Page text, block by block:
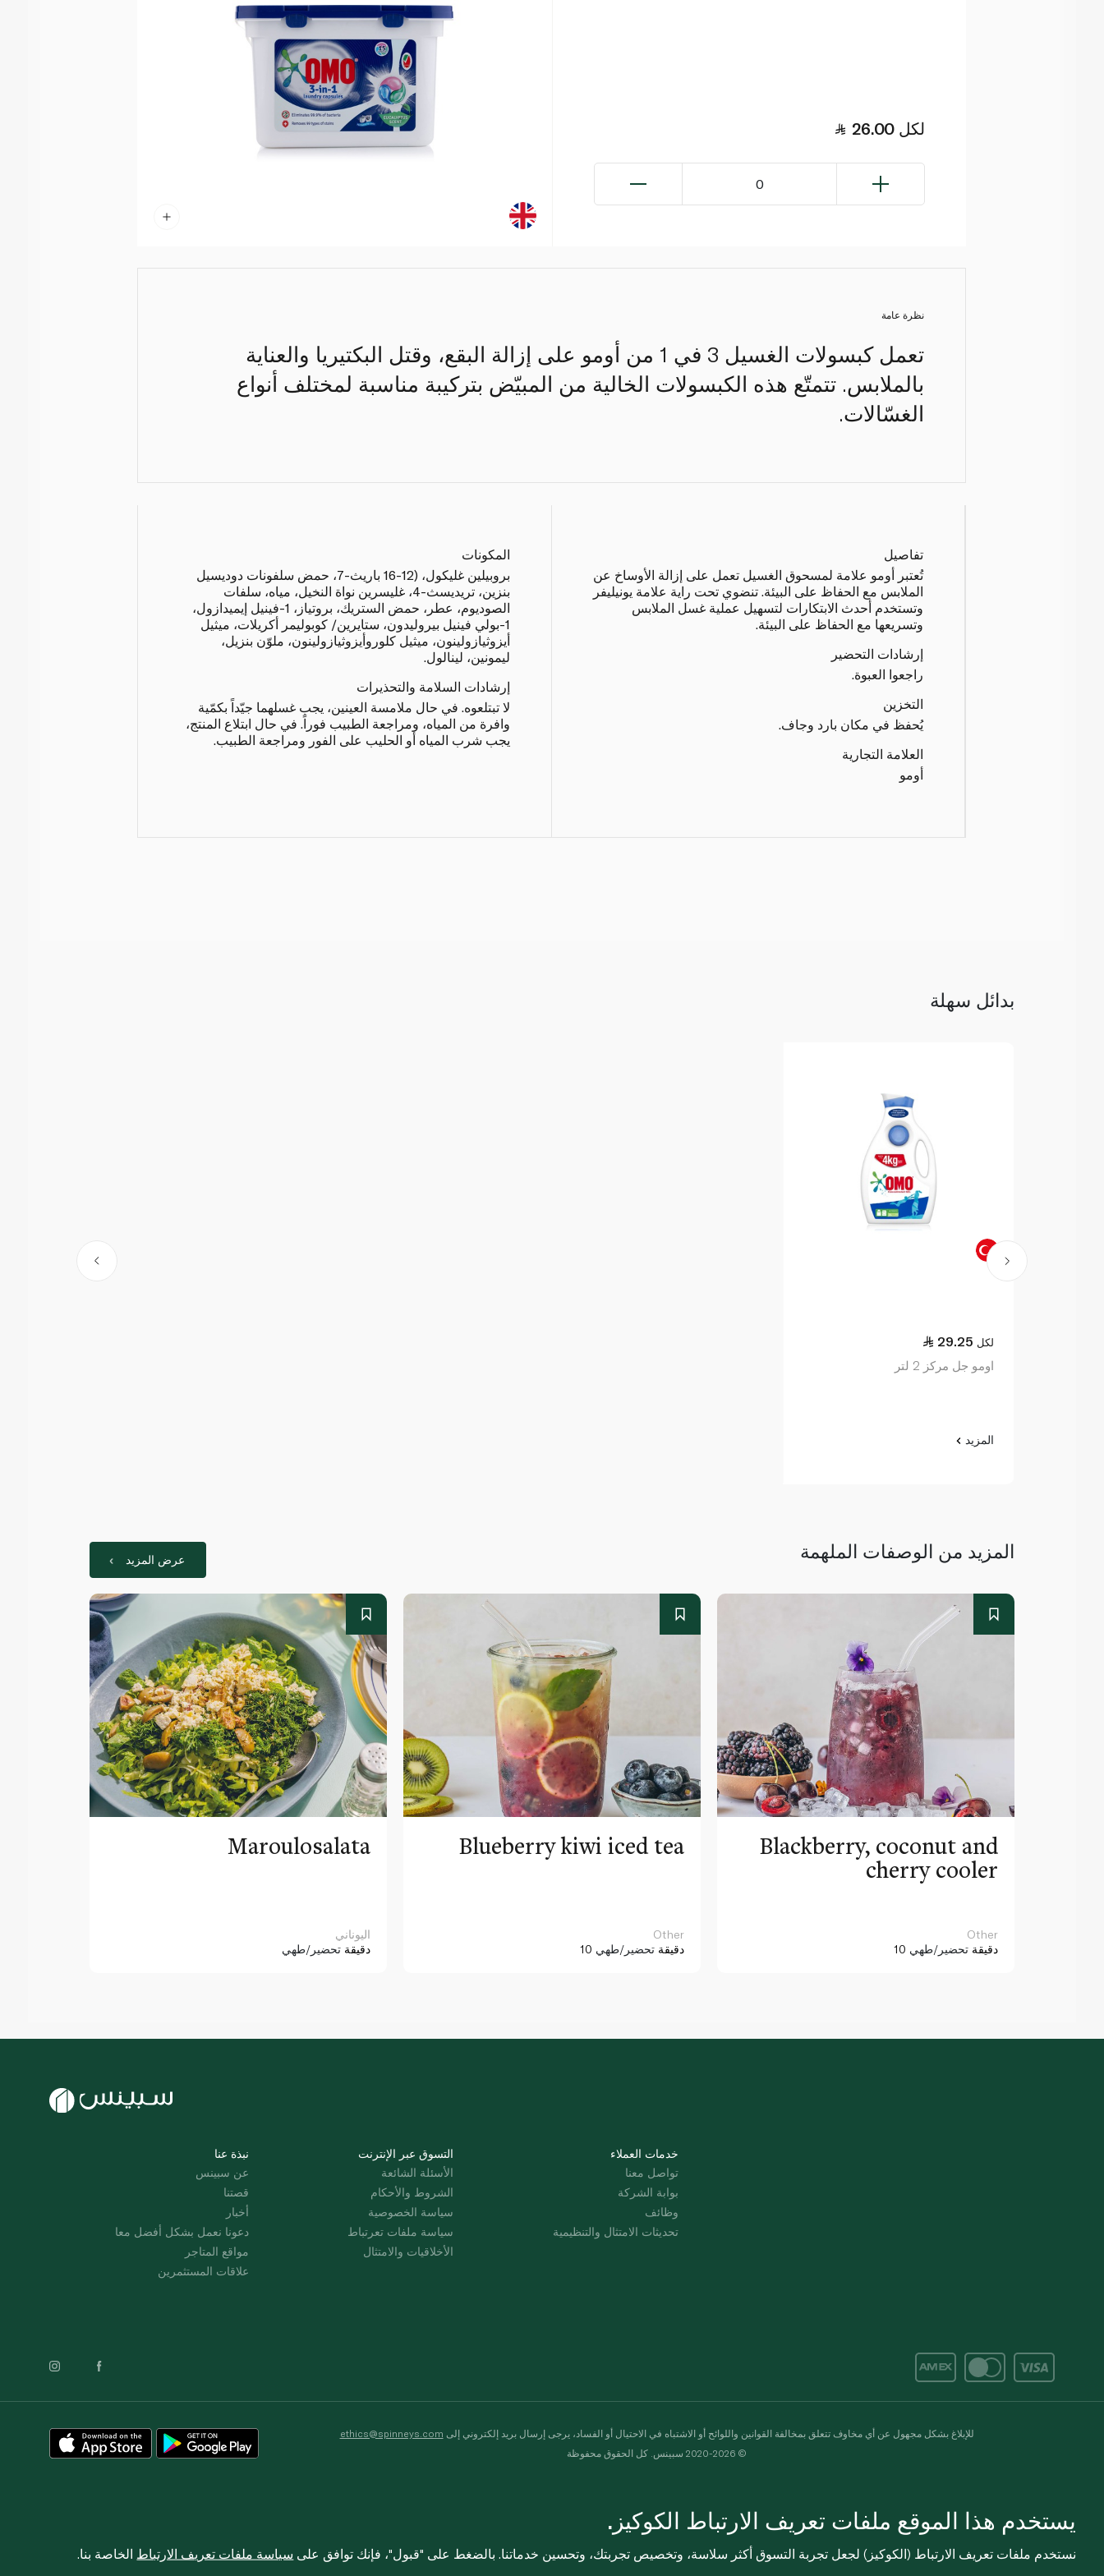
26.00 لكل
0
نظرة عامة
تعمل كبسولات الغسيل 3 في 1 من أومو على إزالة البقع، وقتل البكتيريا والعناية
بالملابس. تتمتّع هذه الكبسولات الخالية من المبيّض بتركيبة مناسبة لمختلف أنواع
الغسّالات.
تفاصيل
تُعتبر أومو علامة لمسحوق الغسيل تعمل على إزالة الأوساخ عن
الملابس مع الحفاظ على البيئة. تنضوي تحت راية علامة يونيليفر
وتستخدم أحدث الابتكارات لتسهيل عملية غسل الملابس
وتسريعها مع الحفاظ على البيئة.
إرشادات التحضير
راجعوا العبوة.
التخزين
يُحفظ في مكان بارد وجاف.
العلامة التجارية
أومو
المكونات
بروبيلين غليكول، (12-16 باريث-7، حمض سلفونات دوديسيل
بنزين، تريديسث-4، غليسرين نواة النخيل، مياه، سلفات
الصوديوم، عطر، حمض الستريك، بروتياز، 1-فينيل إيميدازول،
1-بولي فينيل بيروليدون، ستايرين/ كوبوليمر أكريلات، ميثيل
أيزوثيازولينون، ميثيل كلوروأيزوثيازولينون، ملوّن بنزيل،
ليمونين، لينالول.
إرشادات السلامة والتحذيرات
لا تبتلعوه. في حال ملامسة العينين، يجب غسلهما جيّداً بكمّية
وافرة من المياه، ومراجعة الطبيب فوراً. في حال ابتلاع المنتج،
يجب شرب المياه أو الحليب على الفور ومراجعة الطبيب.
بدائل سهلة
29.25 لكل
اومو جل مركز 2 لتر
المزيد
المزيد من الوصفات الملهمة عرض المزيد
Maroulosalata
اليوناني
دقيقة تحضير/طهي
Blueberry kiwi iced tea
Other
10 دقيقة تحضير/طهي
Blackberry, coconut and
cherry cooler
Other
10 دقيقة تحضير/طهي
نبذة عنا
عن سبينس
قصتنا
أخبار
دعونا نعمل بشكل أفضل معا
مواقع المتاجر
علاقات المستثمرين
التسوق عبر الإنترنت
الأسئلة الشائعة
الشروط والأحكام
سياسة الخصوصية
سياسة ملفات تعرتباط
الأخلاقيات والامتثال
خدمات العملاء
تواصل معنا
بوابة الشركة
وظائف
تحديثات الامتثال والتنظيمية
للإبلاغ بشكل مجهول عن أي مخاوف تتعلق بمخالفة القوانين واللوائح أو الاشتباه في الاحتيال أو الفساد، يرجى إرسال بريد إلكتروني إلى ethics@spinneys.com
© 2020-2026 سبينس. كل الحقوق محفوظة
يستخدم هذا الموقع ملفات تعريف الارتباط الكوكيز.
نستخدم ملفات تعريف الارتباط (الكوكيز) لجعل تجربة التسوق أكثر سلاسة، وتخصيص تجربتك، وتحسين خدماتنا. بالضغط على "قبول"، فإنك توافق على سياسة ملفات تعريف الارتباط الخاصة بنا.